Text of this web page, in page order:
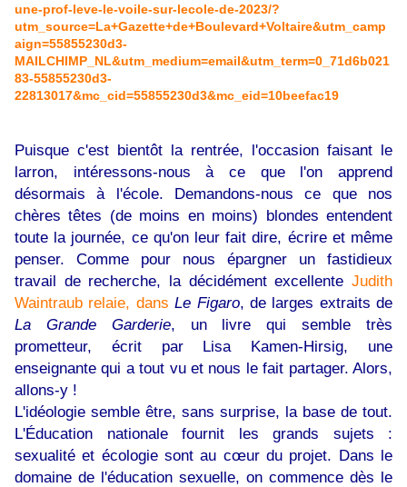
une-prof-leve-le-voile-sur-lecole-de-2023/?
utm_source=La+Gazette+de+Boulevard+Voltaire&utm_camp
aign=55855230d3-
MAILCHIMP_NL&utm_medium=email&utm_term=0_71d6b021
83-55855230d3-
22813017&mc_cid=55855230d3&mc_eid=10beefac19
Puisque c'est bientôt la rentrée, l'occasion faisant le
larron, intéressons-nous à ce que l'on apprend
désormais à l'école. Demandons-nous ce que nos
chères têtes (de moins en moins) blondes entendent
toute la journée, ce qu'on leur fait dire, écrire et même
penser. Comme pour nous épargner un fastidieux
travail de recherche, la décidément excellente Judith
Waintraub relaie, dansLe Figaro, de larges extraits de
La Grande Garderie, un livre qui semble très
prometteur, écrit par Lisa Kamen-Hirsig, une
enseignante qui a tout vu et nous le fait partager. Alors,
allons-y !
L'idéologie semble être, sans surprise, la base de tout.
L'Éducation nationale fournit les grands sujets :
sexualité et écologie sont au cœur du projet. Dans le
domaine de l'éducation sexuelle, on commence dès le